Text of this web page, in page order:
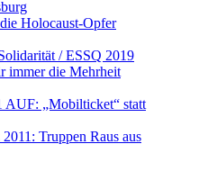
Holocaust-Opfer
/ ESSQ 2019
immer die Mehrheit
AUF: „Mobilticket“ statt
Truppen Raus aus